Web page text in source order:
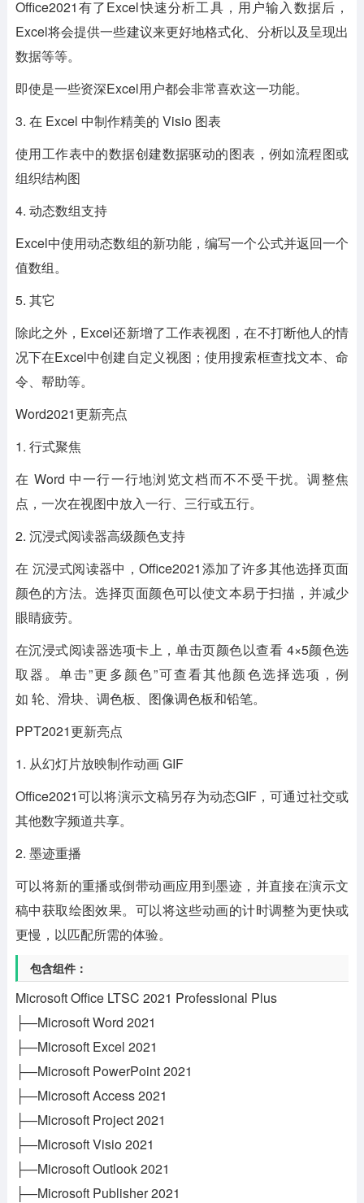
Office2021有了Excel快速分析工具，用户输入数据后，
Excel将会提供一些建议来更好地格式化、分析以及呈现出
数据等等。
即使是一些资深Excel用户都会非常喜欢这一功能。
3. 在 Excel 中制作精美的 Visio 图表
使用工作表中的数据创建数据驱动的图表，例如流程图或
组织结构图
4. 动态数组支持
Excel中使用动态数组的新功能，编写一个公式并返回一个
值数组。
5. 其它
除此之外，Excel还新增了工作表视图，在不打断他人的情
况下在Excel中创建自定义视图；使用搜索框查找文本、命
令、帮助等。
Word2021更新亮点
1. 行式聚焦
在 Word 中一行一行地浏览文档而不不受干扰。调整焦
点，一次在视图中放入一行、三行或五行。
2. 沉浸式阅读器高级颜色支持
在 沉浸式阅读器中，Office2021添加了许多其他选择页面
颜色的方法。选择页面颜色可以使文本易于扫描，并减少
眼睛疲劳。
在沉浸式阅读器选项卡上，单击页颜色以查看 4×5颜色选
取器。单击”更多颜色”可查看其他颜色选择选项，例
如 轮、滑块、调色板、图像调色板和铅笔。
PPT2021更新亮点
1. 从幻灯片放映制作动画 GIF
Office2021可以将演示文稿另存为动态GIF，可通过社交或
其他数字频道共享。
2. 墨迹重播
可以将新的重播或倒带动画应用到墨迹，并直接在演示文
稿中获取绘图效果。可以将这些动画的计时调整为更快或
更慢，以匹配所需的体验。
包含组件：
Microsoft Office LTSC 2021 Professional Plus
├—Microsoft Word 2021
├—Microsoft Excel 2021
├—Microsoft PowerPoint 2021
├—Microsoft Access 2021
├—Microsoft Project 2021
├—Microsoft Visio 2021
├—Microsoft Outlook 2021
├—Microsoft Publisher 2021